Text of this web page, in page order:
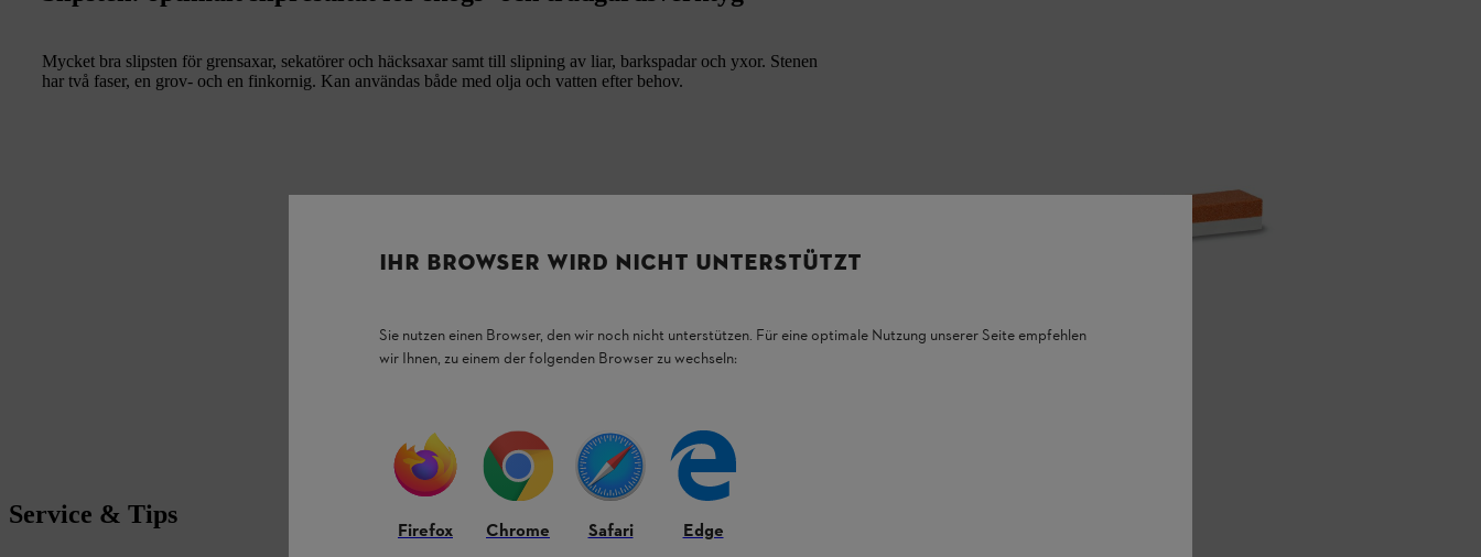
Mycket bra slipsten för grensaxar, sekatörer och häcksaxar samt till slipning av liar, barkspadar och yxor. Stenen
har två faser, en grov- och en finkornig. Kan användas både med olja och vatten efter behov.
Service & Tips
IHR BROWSER WIRD NICHT UNTERSTÜTZT
Sie nutzen einen Browser, den wir noch nicht unterstützen. Für eine optimale Nutzung unserer Seite empfehlen
wir Ihnen, zu einem der folgenden Browser zu wechseln:
Firefox Chrome Safari Edge